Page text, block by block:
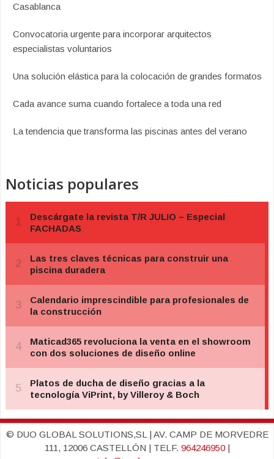
Casablanca
Convocatoria urgente para incorporar arquitectos
especialistas voluntarios
Una solución elástica para la colocación de grandes formatos
Cada avance suma cuando fortalece a toda una red
La tendencia que transforma las piscinas antes del verano
Noticias populares
© DUO GLOBAL SOLUTIONS,SL | AV. CAMP DE MORVEDRE
111, 12006 CASTELLÓN | TELF. 964246950|